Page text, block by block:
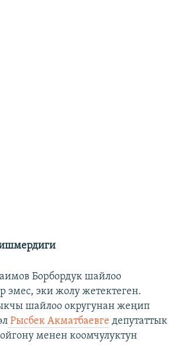
Борбордук шайлоо
эмес, эки жолу жетектеген.
шайлоо округунан жеңип
Рысбек Акматбаевге депутаттык
менен коомчулуктун